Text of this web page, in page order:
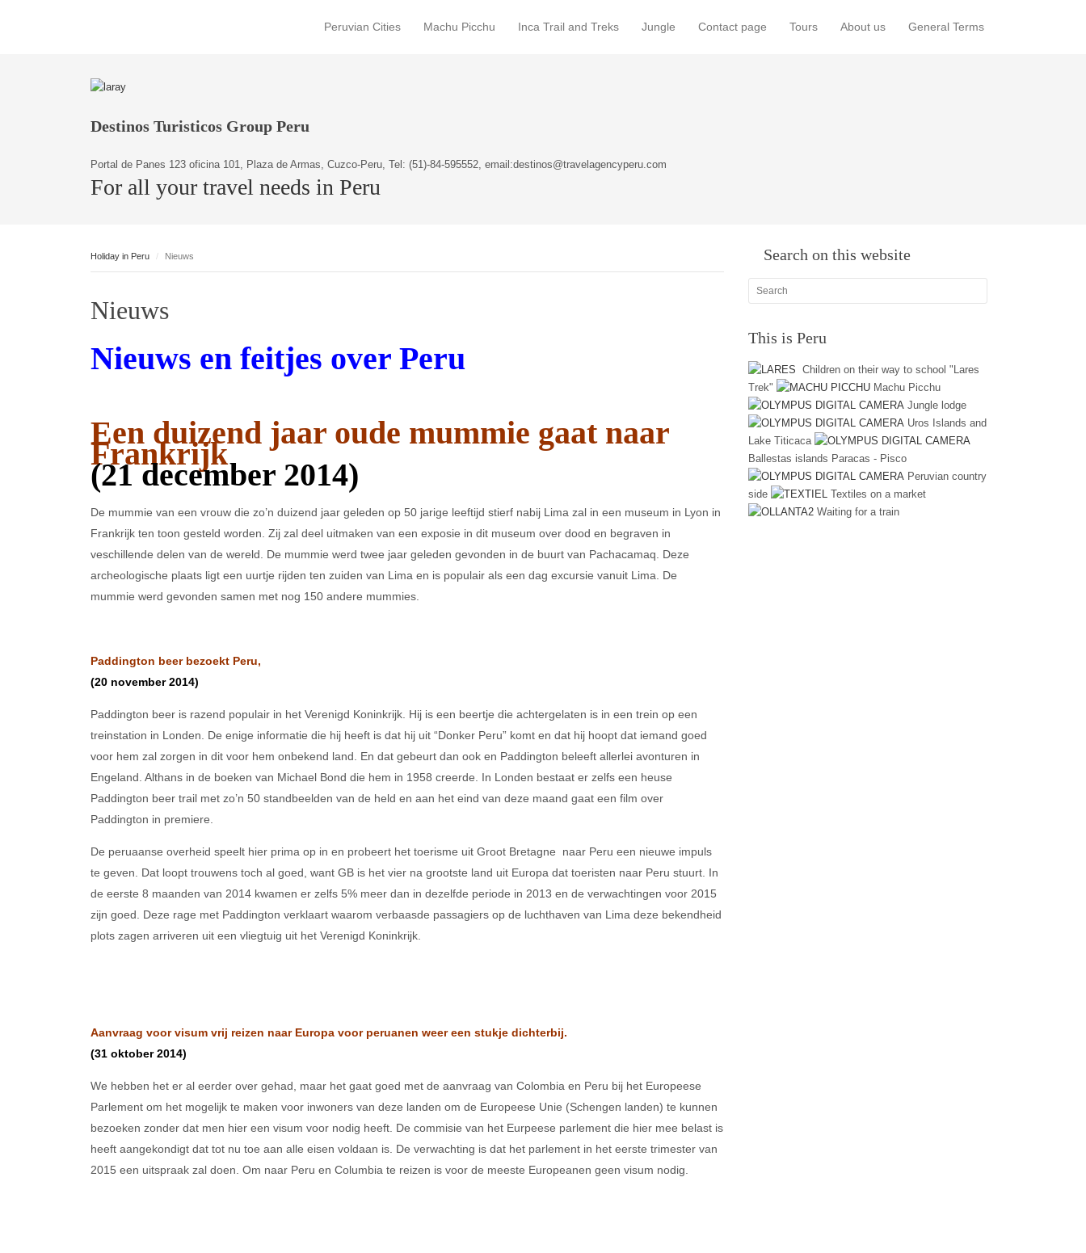
Peruvian Cities Machu Picchu Inca Trail and Treks Jungle Contact page Tours About us General Terms
Destinos Turisticos Group Peru
Portal de Panes 123 oficina 101, Plaza de Armas, Cuzco-Peru, Tel: (51)-84-595552, email:destinos@travelagencyperu.com
For all your travel needs in Peru
Holiday in Peru Nieuws
Nieuws
Nieuws en feitjes over Peru
Een duizend jaar oude mummie gaat naar
Frankrijk
(21 december 2014)
De mummie van een vrouw die zo’n duizend jaar geleden op 50 jarige leeftijd stierf nabij Lima zal in een museum in Lyon in
Frankrijk ten toon gesteld worden. Zij zal deel uitmaken van een exposie in dit museum over dood en begraven in
veschillende delen van de wereld. De mummie werd twee jaar geleden gevonden in de buurt van Pachacamaq. Deze
archeologische plaats ligt een uurtje rijden ten zuiden van Lima en is populair als een dag excursie vanuit Lima. De
mummie werd gevonden samen met nog 150 andere mummies.
Paddington beer bezoekt Peru,
(20 november 2014)
Paddington beer is razend populair in het Verenigd Koninkrijk. Hij is een beertje die achtergelaten is in een trein op een
treinstation in Londen. De enige informatie die hij heeft is dat hij uit “Donker Peru” komt en dat hij hoopt dat iemand goed
voor hem zal zorgen in dit voor hem onbekend land. En dat gebeurt dan ook en Paddington beleeft allerlei avonturen in
Engeland. Althans in de boeken van Michael Bond die hem in 1958 creerde. In Londen bestaat er zelfs een heuse
Paddington beer trail met zo’n 50 standbeelden van de held en aan het eind van deze maand gaat een film over
Paddington in premiere.
De peruaanse overheid speelt hier prima op in en probeert het toerisme uit Groot Bretagne naar Peru een nieuwe impuls
te geven. Dat loopt trouwens toch al goed, want GB is het vier na grootste land uit Europa dat toeristen naar Peru stuurt. In
de eerste 8 maanden van 2014 kwamen er zelfs 5% meer dan in dezelfde periode in 2013 en de verwachtingen voor 2015
zijn goed. Deze rage met Paddington verklaart waarom verbaasde passagiers op de luchthaven van Lima deze bekendheid
plots zagen arriveren uit een vliegtuig uit het Verenigd Koninkrijk.
Aanvraag voor visum vrij reizen naar Europa voor peruanen weer een stukje dichterbij.
(31 oktober 2014)
We hebben het er al eerder over gehad, maar het gaat goed met de aanvraag van Colombia en Peru bij het Europeese
Parlement om het mogelijk te maken voor inwoners van deze landen om de Europeese Unie (Schengen landen) te kunnen
bezoeken zonder dat men hier een visum voor nodig heeft. De commisie van het Eurpeese parlement die hier mee belast is
heeft aangekondigt dat tot nu toe aan alle eisen voldaan is. De verwachting is dat het parlement in het eerste trimester van
2015 een uitspraak zal doen. Om naar Peru en Columbia te reizen is voor de meeste Europeanen geen visum nodig.
Search on this website
This is Peru
Children on their way to school "Lares
Trek"
Machu Picchu
Jungle lodge
Uros Islands and
Lake Titicaca
Ballestas islands Paracas - Pisco
Peruvian country
side
Textiles on a market
Waiting for a train